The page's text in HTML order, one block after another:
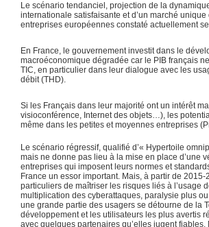
Le scénario tendanciel, projection de la
internationale satisfaisante et d’un marché
entreprises européennes constaté actuellement
En France, le gouvernement investit dans le
macroéconomique dégradée car le PIB français
TIC, en particulier dans leur dialogue avec les
débit (THD).
Si les Français dans leur majorité ont un intérêt
visioconférence, Internet des objets…), les
même dans les petites et moyennes entreprises
Le scénario régressif, qualifié d’« Hypertoile
mais ne donne pas lieu à la mise en place d’une
entreprises qui imposent leurs normes et
France un essor important. Mais, à partir de
particuliers de maîtriser les risques liés à l’usage
multiplication des cyberattaques, paralysie plus
une grande partie des usagers se détourne de la
développement et les utilisateurs les plus avertis
avec quelques partenaires qu’elles jugent fiables.